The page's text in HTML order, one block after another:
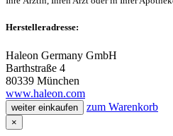
Herstelleradresse:
Haleon Germany GmbH
Barthstraße 4
80339 München
www.haleon.com
weiter einkaufen zum Warenkorb
×